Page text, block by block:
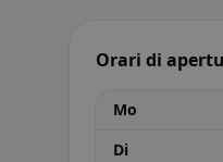
Orari di
Mo
Di